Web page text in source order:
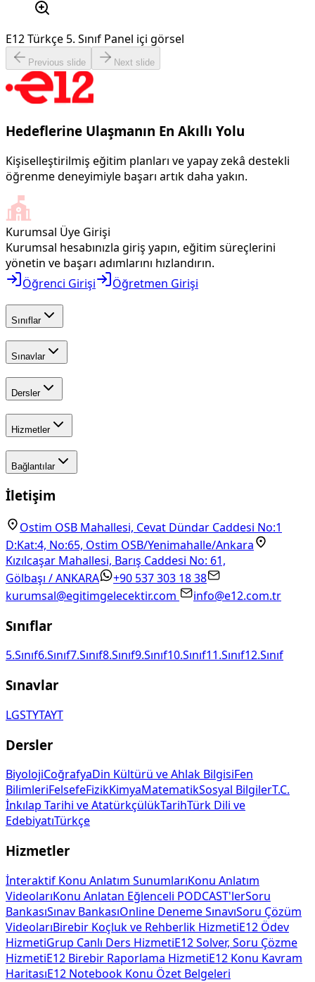
E12 Türkçe 5. Sınıf Panel içi görsel
Previous slide Next slide
Hedeflerine Ulaşmanın En Akıllı Yolu
Kişiselleştirilmiş eğitim planları ve yapay zekâ destekli
öğrenme deneyimiyle başarı artık daha yakın.
Kurumsal Üye Girişi
Kurumsal hesabınızla giriş yapın, eğitim süreçlerini
yönetin ve başarı adımlarını hızlandırın.
Öğrenci Girişi
Öğretmen Girişi
Sınıflar
Sınavlar
Dersler
Hizmetler
Bağlantılar
İletişim
Ostim OSB Mahallesi, Cevat Dündar Caddesi No:1
D:Kat:4, No:65, Ostim OSB/Yenimahalle/Ankara
Kızılcaşar Mahallesi, Barış Caddesi No: 61,
Gölbaşı / ANKARA
+90 537 303 18 38
kurumsal@egitimgelecektir.com
info@e12.com.tr
Sınıflar
5.Sınıf6.Sınıf7.Sınıf8.Sınıf9.Sınıf10.Sınıf11.Sınıf12.Sınıf
Sınavlar
LGSTYTAYT
Dersler
BiyolojiCoğrafyaDin Kültürü ve Ahlak BilgisiFen
BilimleriFelsefeFizikKimyaMatematikSosyal BilgilerT.C.
İnkılap Tarihi ve AtatürkçülükTarihTürk Dili ve
EdebiyatıTürkçe
Hizmetler
İnteraktif Konu Anlatım SunumlarıKonu Anlatım
VideolarıKonu Anlatan Eğlenceli PODCAST'lerSoru
BankasıSınav BankasıOnline Deneme SınavıSoru Çözüm
VideolarıBirebir Koçluk ve Rehberlik HizmetiE12 Ödev
HizmetiGrup Canlı Ders HizmetiE12 Solver, Soru Çözme
HizmetiE12 Birebir Raporlama HizmetiE12 Konu Kavram
HaritasıE12 Notebook Konu Özet Belgeleri